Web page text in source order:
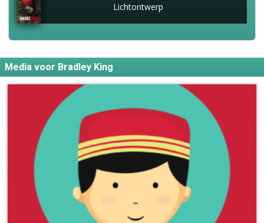
Lichtontwerp
Media voor Bradley King